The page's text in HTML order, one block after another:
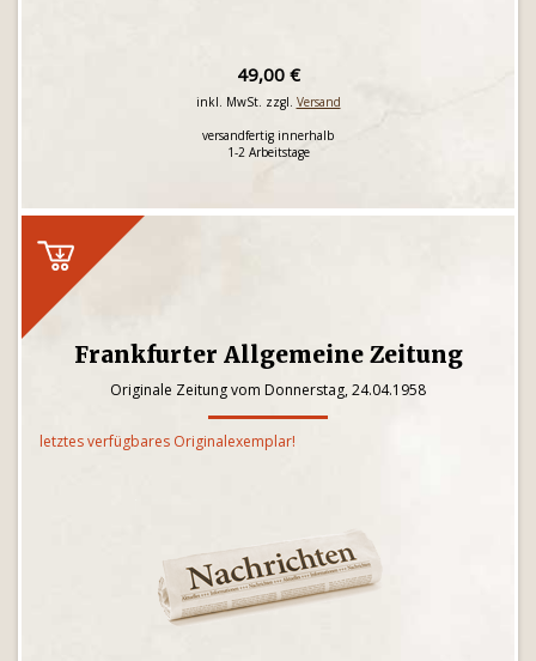
49,00 €
inkl. MwSt. zzgl. Versand
versandfertig innerhalb
1-2 Arbeitstage
Frankfurter Allgemeine Zeitung
Originale Zeitung vom Donnerstag, 24.04.1958
letztes verfügbares Originalexemplar!